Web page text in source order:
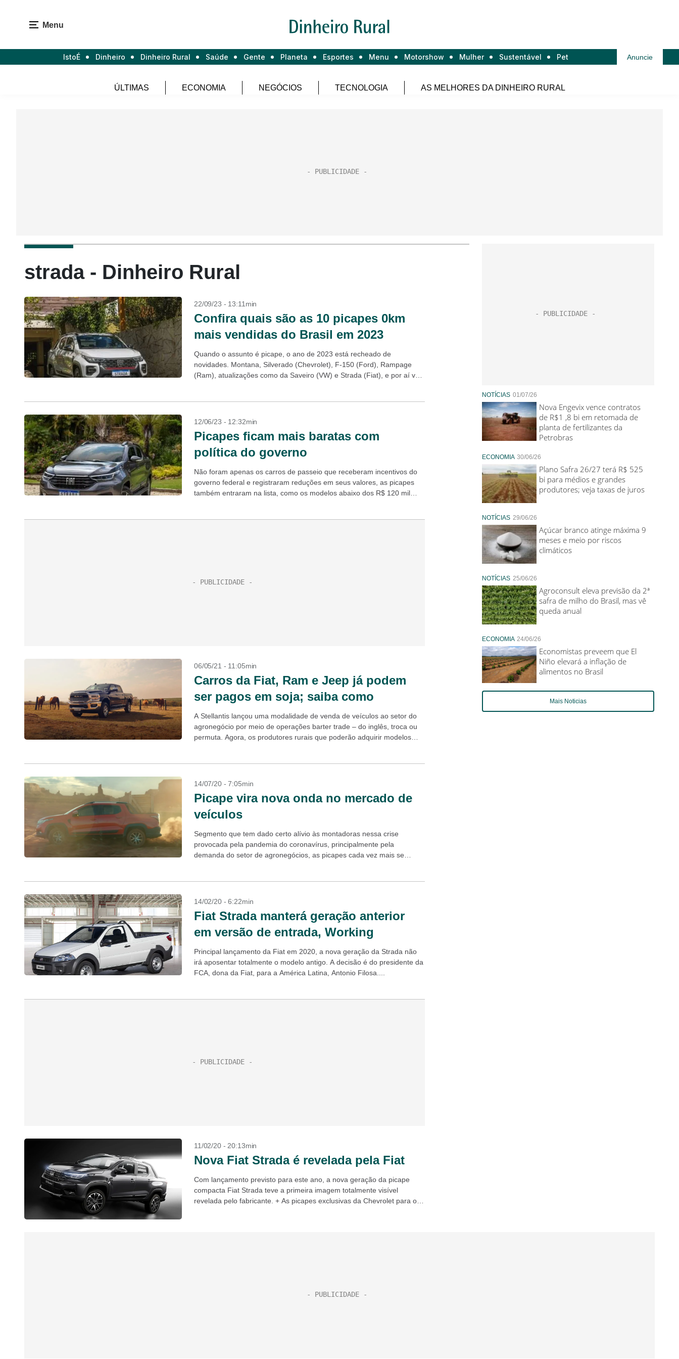
Menu
IstoÉ Dinheiro Dinheiro Rural Saúde Gente Planeta Esportes Menu Motorshow Mulher Sustentável Pet Anuncie
ÚLTIMAS ECONOMIA NEGÓCIOS TECNOLOGIA AS MELHORES DA DINHEIRO RURAL
strada - Dinheiro Rural
22/09/23 - 13:11min
Confira quais são as 10 picapes 0km
mais vendidas do Brasil em 2023
Quando o assunto é picape, o ano de 2023 está recheado de
novidades. Montana, Silverado (Chevrolet), F-150 (Ford), Rampage
(Ram), atualizações como da Saveiro (VW) e Strada (Fiat), e por aí vai.
12/06/23 - 12:32min
Picapes ficam mais baratas com
política do governo
Não foram apenas os carros de passeio que receberam incentivos do
governo federal e registraram reduções em seus valores, as picapes
também entraram na lista, como os modelos abaixo dos R$ 120 mil
06/05/21 - 11:05min
Carros da Fiat, Ram e Jeep já podem
ser pagos em soja; saiba como
A Stellantis lançou uma modalidade de venda de veículos ao setor do
agronegócio por meio de operações barter trade – do inglês, troca ou
permuta. Agora, os produtores rurais que poderão adquirir modelos
14/07/20 - 7:05min
Picape vira nova onda no mercado de
veículos
Segmento que tem dado certo alívio às montadoras nessa crise
provocada pela pandemia do coronavírus, principalmente pela
demanda do setor de agronegócios, as picapes cada vez mais se
14/02/20 - 6:22min
Fiat Strada manterá geração anterior
em versão de entrada, Working
Principal lançamento da Fiat em 2020, a nova geração da Strada não
irá aposentar totalmente o modelo antigo. A decisão é do presidente da
FCA, dona da Fiat, para a América Latina, Antonio Filosa....
11/02/20 - 20:13min
Nova Fiat Strada é revelada pela Fiat
Com lançamento previsto para este ano, a nova geração da picape
compacta Fiat Strada teve a primeira imagem totalmente visível
revelada pelo fabricante. + As picapes exclusivas da Chevrolet para o
NOTÍCIAS 01/07/26
Nova Engevix vence contratos
de R$1 ,8 bi em retomada de
planta de fertilizantes da
Petrobras
ECONOMIA 30/06/26
Plano Safra 26/27 terá R$ 525
bi para médios e grandes
produtores; veja taxas de juros
NOTÍCIAS 29/06/26
Açúcar branco atinge máxima 9
meses e meio por riscos
climáticos
NOTÍCIAS 25/06/26
Agroconsult eleva previsão da 2ª
safra de milho do Brasil, mas vê
queda anual
ECONOMIA 24/06/26
Economistas preveem que El
Niño elevará a inflação de
alimentos no Brasil
Mais Noticias